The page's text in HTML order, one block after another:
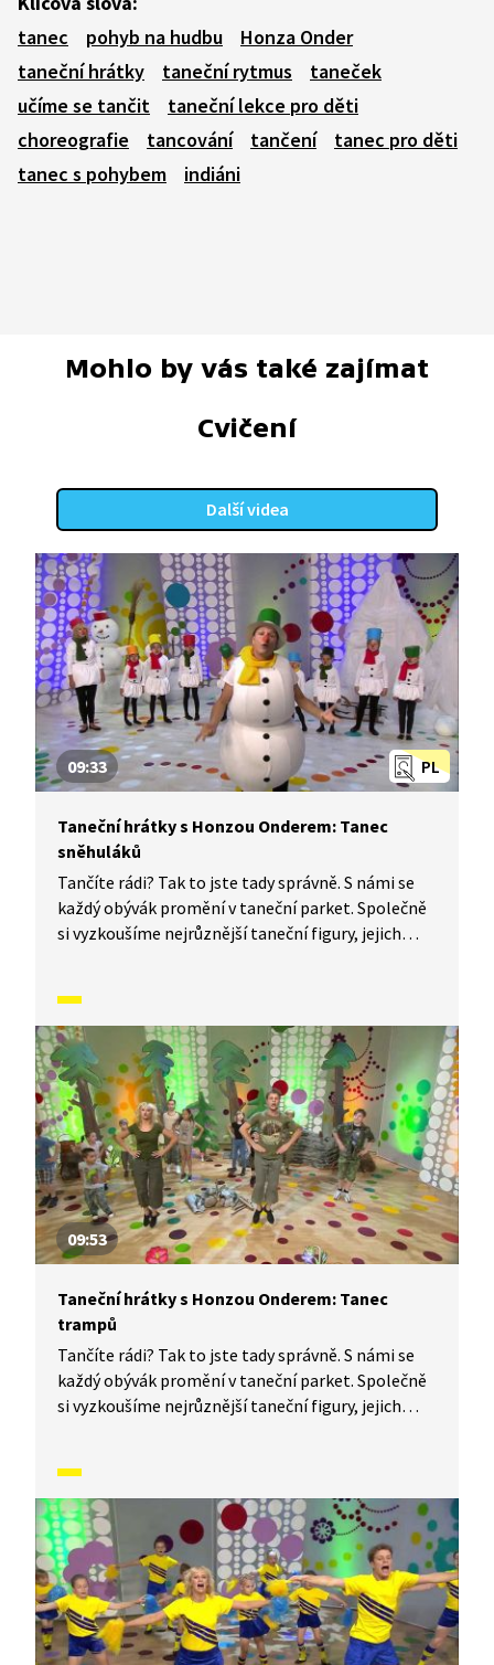
tanec
pohyb na hudbu
Honza Onder
taneční hrátky
taneční rytmus
taneček
učíme se tančit
taneční lekce pro děti
choreografie
tancování tančení
tanec pro děti
tanec s pohybem
indiáni
Mohlo by vás také zajímat
Cvičení
Další videa
PL
09:33
Taneční hrátky s Honzou Onderem: Tanec
sněhuláků
Tančíte rádi? Tak to jste tady správně. S námi se
každý obývák promění v taneční parket. Společně
si vyzkoušíme nejrůznější taneční figury, jejich
vás inspirovali a udělali z vás krále či královnu
každého tanečního parketu. Dneska si ukážeme,
jak to vypadá, když se tančí tanec sněhuláků.
09:53
Taneční hrátky s Honzou Onderem: Tanec
trampů
Tančíte rádi? Tak to jste tady správně. S námi se
každý obývák promění v taneční parket. Společně
si vyzkoušíme nejrůznější taneční figury, jejich
vás inspirovali a udělali z vás krále či královnu
každého tanečního parketu. Dneska si ukážeme,
jak to vypadá, když se tančí Tanec trampů.